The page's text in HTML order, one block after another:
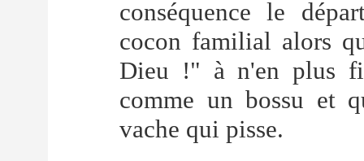
conséquence le
cocon familial alors
Dieu !" à n'en plus
comme un bossu et
vache qui pisse.